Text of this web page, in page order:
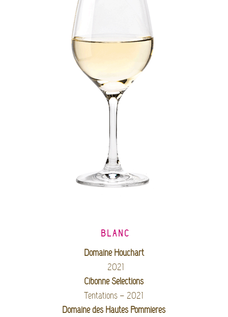
BLANC
Domaine Houchart
2021
Cibonne Selections
Tentations – 2021
Domaine des Hautes Pommières